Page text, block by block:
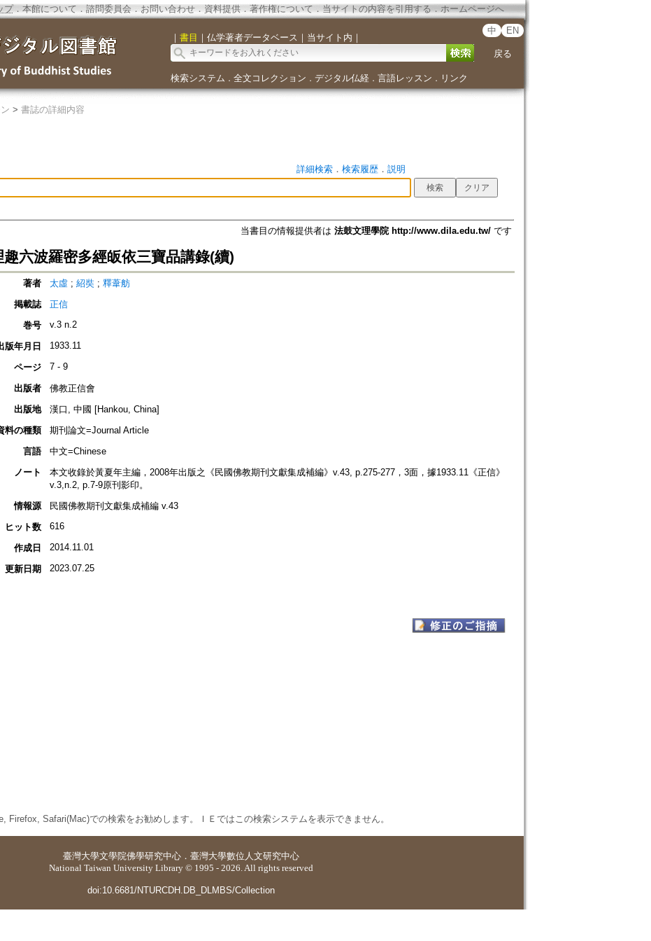
プ．本館について ． 諮問委員会． お問い合わせ． 資料提供． 著作権について．当サイトの内容を引用する ． ホームページへ
｜ 書目 ｜ 仏学著者データベース ｜ 当サイト内 ｜
中 EN
戻る
検索システム ． 全文コレクション ． デジタル仏経． 言語レッスン ． リンク
> 書誌の詳細内容
詳細検索． 検索履歴． 説明
当書目の情報提供者は 法鼓文理學院 http://www.dila.edu.tw/です
趣六波羅密多經皈依三寶品講錄(續)
著者 太虛 ; 紹奘 ; 釋葦舫
掲載誌
正信
巻号
v.3 n.2
版年月日 1933.11
ページ 7 - 9
出版者
佛教正信會
出版地
漢口, 中國 [Hankou, China]
料の種類
期刊論文=Journal Article
言語
中文=Chinese
ノート
本文收錄於黃夏年主編，2008年出版之《民國佛教期刊文獻集成補編》v.43, p.275-277，3面，據1933.11《正信》
v.3,n.2, p.7-9原刊影印。
情報源
民國佛教期刊文獻集成補編 v.43
ヒット数
616
作成日 2014.11.01
更新日期 2023.07.25
Firefox, Safari(Mac)での検索をお勧めします。ＩＥではこの検索システムを表示できません。
臺灣大學文學院佛學研究中心 ． 臺灣大學數位人文研究中心
National Taiwan University Library © 1995 - 2026. All rights reserved
doi:10.6681/NTURCDH.DB_DLMBS/Collection